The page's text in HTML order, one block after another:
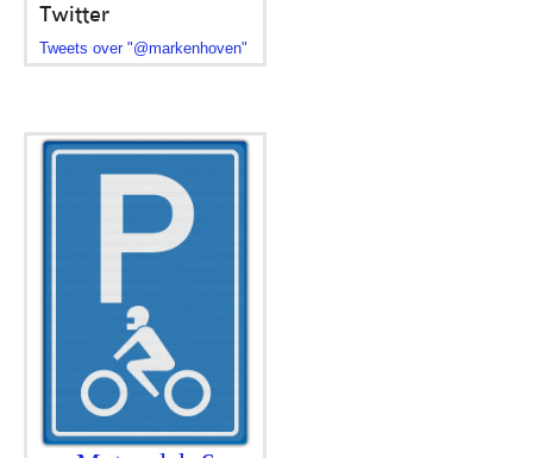
Twitter
Tweets over "@markenhoven"